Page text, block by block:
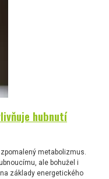
hubnutí
metabolizmus.
ale bohužel i
základy energetického